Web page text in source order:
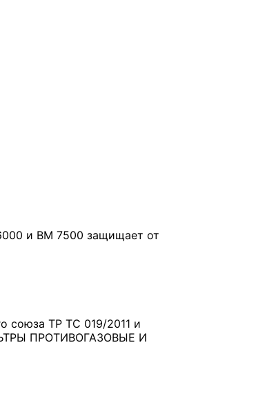
и ВМ 7500 защищает от
союза ТР ТС 019/2011 и
ПРОТИВОГАЗОВЫЕ И